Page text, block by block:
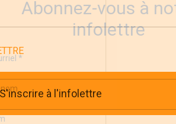
S'inscrire à l'infolettre
Abonnez-vous à
infolettre
*